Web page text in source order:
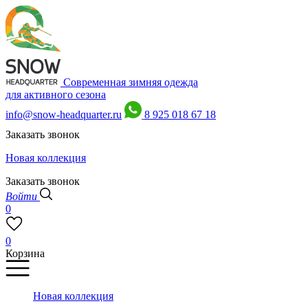
Современная зимняя одежда
для активного сезона
info@snow-headquarter.ru
8 925 018 67 18
Заказать звонок
Новая коллекция
Заказать звонок
Войти
0
0
Корзина
Новая коллекция